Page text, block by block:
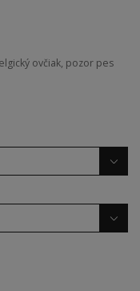
ovčiak, pozor pes